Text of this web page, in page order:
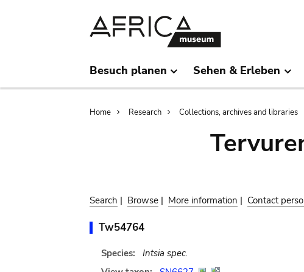
Besuch planen Sehen & Erleben
Breadcrumb
Home Research Collections, archives and libraries
Search | Browse | More information | Contact
Tw54764
Species:
Intsia spec.